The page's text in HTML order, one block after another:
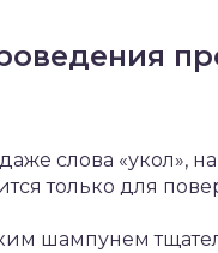
слова «укол»,
только для
шампунем